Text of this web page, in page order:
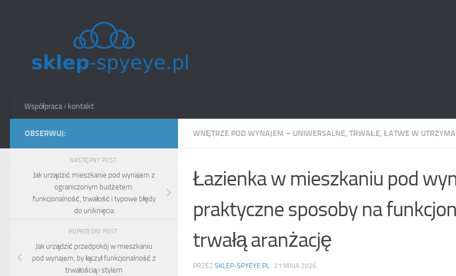
Współpraca i kontakt
WNĘTRZE POD WYNAJEM – UNIWERSALNE, TRWAŁE, ŁATWE W
Łazienka w mieszkaniu pod
praktyczne sposoby na
trwałą aranżację
PRZEZ SKLEP-SPYEYE.PL · 21 MAJA 2026
OBSERWUJ:
NASTĘPNY POST
Jak urządzić mieszkanie pod wynajem z
ograniczonym budżetem:
funkcjonalność, trwałość i typowe błędy
do uniknięcia
POPRZEDNI POST
Jak urządzić przedpokój w mieszkaniu
pod wynajem, by łączył funkcjonalność z
trwałością i stylem